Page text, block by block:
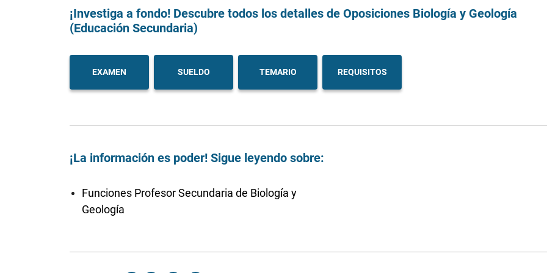
¡Investiga a fondo! Descubre todos los detalles de Oposiciones Biología y Geología
(Educación Secundaria)
EXAMEN SUELDO TEMARIO REQUISITOS
¡La información es poder! Sigue leyendo sobre:
Funciones Profesor Secundaria de Biología y
Geología